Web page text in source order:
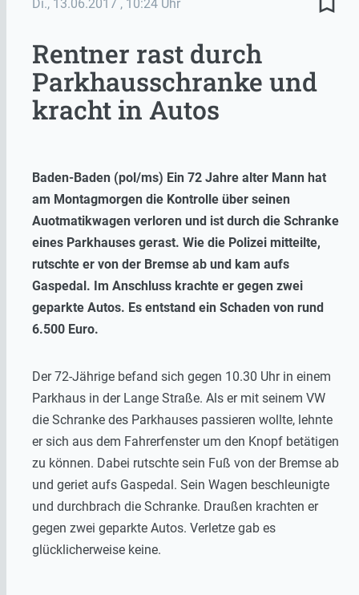
Di., 13.06.2017 , 10:24 Uhr
Rentner rast durch
Parkhausschranke und
kracht in Autos
Baden-Baden (pol/ms) Ein 72 Jahre alter Mann hat
am Montagmorgen die Kontrolle über seinen
Auotmatikwagen verloren und ist durch die Schranke
eines Parkhauses gerast. Wie die Polizei mitteilte,
rutschte er von der Bremse ab und kam aufs
Gaspedal. Im Anschluss krachte er gegen zwei
geparkte Autos. Es entstand ein Schaden von rund
6.500 Euro.
Der 72-Jährige befand sich gegen 10.30 Uhr in einem
Parkhaus in der Lange Straße. Als er mit seinem VW
die Schranke des Parkhauses passieren wollte, lehnte
er sich aus dem Fahrerfenster um den Knopf betätigen
zu können. Dabei rutschte sein Fuß von der Bremse ab
und geriet aufs Gaspedal. Sein Wagen beschleunigte
und durchbrach die Schranke. Draußen krachten er
gegen zwei geparkte Autos. Verletze gab es
glücklicherweise keine.